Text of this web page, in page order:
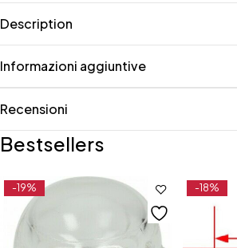
Description
Informazioni aggiuntive
Recensioni
Bestsellers
-19% -18%